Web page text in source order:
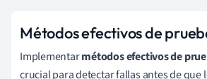
Métodos efectivos de
Implementarmétodos efectivos de
crucial para detectar fallas antes de que